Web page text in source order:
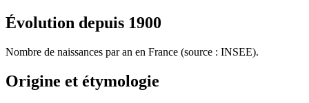
Évolution depuis 1900
Nombre de naissances par an en France (source : INSEE).
Origine et étymologie